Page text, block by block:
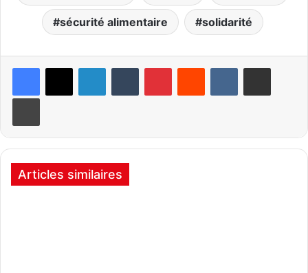
sécurité alimentaire solidarité
Articles similaires